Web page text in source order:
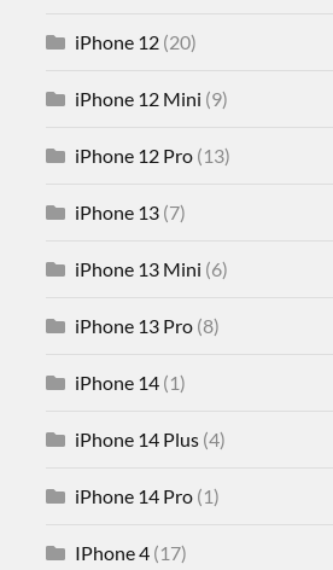
iPhone 12 (20)
iPhone 12 Mini (9)
iPhone 12 Pro (13)
iPhone 13 (7)
iPhone 13 Mini (6)
iPhone 13 Pro (8)
iPhone 14 (1)
iPhone 14 Plus (4)
iPhone 14 Pro (1)
IPhone 4 (17)